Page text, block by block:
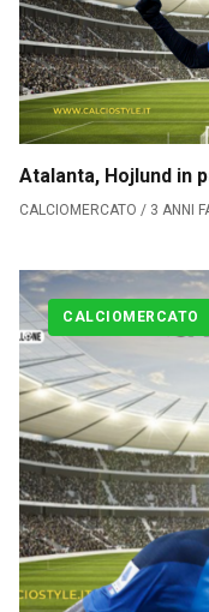
Atalanta, Hojlund in
CALCIOMERCATO / 3 ANNI
CALCIOMERCATO